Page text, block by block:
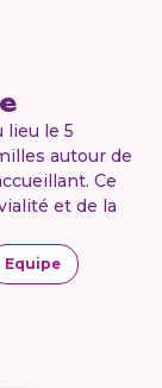
lieu le 5
autour de
Ce
et de la
Equipe